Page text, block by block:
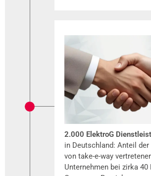
2.000 ElektroG
in Deutschland: Anteil
von take-e-way
Unternehmen bei zirka 40